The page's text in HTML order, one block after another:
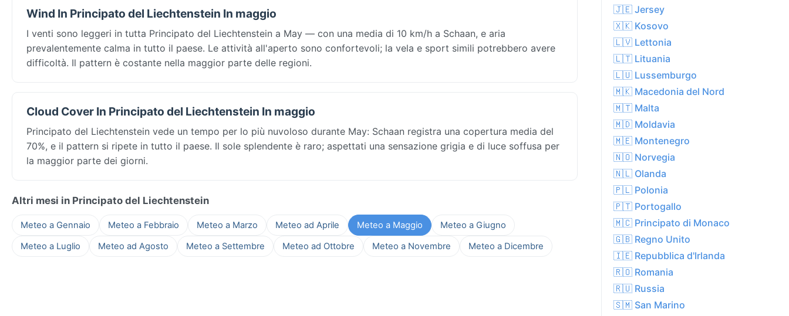
Wind In Principato del Liechtenstein In maggio
I venti sono leggeri in tutta Principato del Liechtenstein a May — con una media di 10 km/h a Schaan, e aria
prevalentemente calma in tutto il paese. Le attività all'aperto sono confortevoli; la vela e sport simili potrebbero avere
difficoltà. Il pattern è costante nella maggior parte delle regioni.
Cloud Cover In Principato del Liechtenstein In maggio
Principato del Liechtenstein vede un tempo per lo più nuvoloso durante May: Schaan registra una copertura media del
70%, e il pattern si ripete in tutto il paese. Il sole splendente è raro; aspettati una sensazione grigia e di luce soffusa per
la maggior parte dei giorni.
Altri mesi in Principato del Liechtenstein
Meteo a Gennaio Meteo a Febbraio Meteo a Marzo Meteo ad Aprile Meteo a Maggio
Meteo a Giugno
Meteo a Luglio
Meteo ad Agosto Meteo a Settembre Meteo ad Ottobre Meteo a Novembre Meteo a Dicembre
🇯🇪 Jersey
🇽🇰 Kosovo
🇱🇻 Lettonia
🇱🇹 Lituania
🇱🇺 Lussemburgo
🇲🇰 Macedonia del Nord
🇲🇹 Malta
🇲🇩 Moldavia
🇲🇪 Montenegro
🇳🇴 Norvegia
🇳🇱 Olanda
🇵🇱 Polonia
🇵🇹 Portogallo
🇲🇨 Principato di Monaco
🇬🇧 Regno Unito
🇮🇪 Repubblica d'Irlanda
🇷🇴 Romania
🇷🇺 Russia
🇸🇲 San Marino